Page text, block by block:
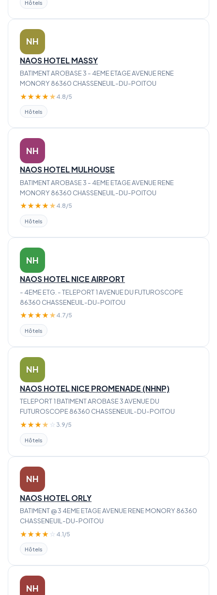
Hôtels
NH
NAOS HOTEL MASSY
BATIMENT AROBASE 3 - 4EME ETAGE AVENUE RENE
MONORY 86360 CHASSENEUIL-DU-POITOU
★★★★★ 4.8/5
Hôtels
NH
NAOS HOTEL MULHOUSE
BATIMENT AROBASE 3 - 4EME ETAGE AVENUE RENE
MONORY 86360 CHASSENEUIL-DU-POITOU
★★★★★ 4.8/5
Hôtels
NH
NAOS HOTEL NICE AIRPORT
- 4EME ETG. - TELEPORT 1 AVENUE DU FUTUROSCOPE
86360 CHASSENEUIL-DU-POITOU
★★★★★ 4.7/5
Hôtels
NH
NAOS HOTEL NICE PROMENADE (NHNP)
TELEPORT 1 BATIMENT AROBASE 3 AVENUE DU
FUTUROSCOPE 86360 CHASSENEUIL-DU-POITOU
★★★★ ☆ 3.9/5
Hôtels
NH
NAOS HOTEL ORLY
BATIMENT @ 3 4EME ETAGE AVENUE RENE MONORY 86360
CHASSENEUIL-DU-POITOU
★★★★ ☆ 4.1/5
Hôtels
NH